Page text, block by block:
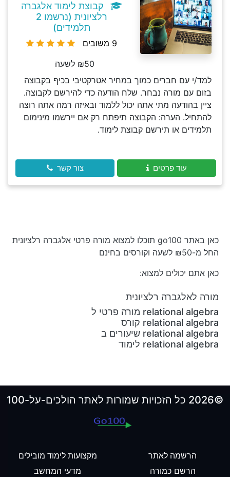
קבוצת לימוד אלגברה
רלציונית (נרשמו 2
תלמידים)
9 משובים
₪50 לשעה
למד/י עם חברים כמוך במחיר אטרקטיבי בכיף בקבוצה
בזום עם מורה נבחר. שלח הודעה כדי להירשם לקבוצה.
ציין בהודעה מתי אתה יכול ללמוד ובאיזה רמה אתה רוצה
להתחיל. הערה: הקבוצה תיפתח רק אם יירשמו מינימום
תלמידים או תירשם קבוצת לימוד.
עוד פרטים צור קשר
כאן באתר go100 תוכלו למצוא מורה פרטי אלגברה רלציונית
החל מ-₪50 לשעה וקורסים בחינם
כאן אתם יכולים למצוא:
מורה לאלגברה רלציונית
relational algebra מורה פרטי ל
relational algebra קורס
relational algebra שיעורים ב
relational algebra לימוד
©2026 כל הזכויות שמורות לאתר הולכים-על-100
הרשמה לאתר
הרשם כמורה
מקצועות לימוד מובילים
מדעי המחשב